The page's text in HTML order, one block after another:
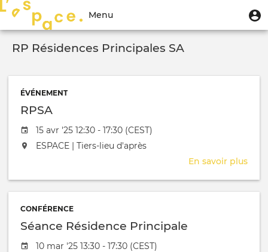
contenu
principal
Menu
du
compte
l'utilisateur
Menu
Toggle
navigation
RP Résidences Principales SA
ÉVÉNEMENT
RPSA
Date de l'évênement
15 avr '25 12:30 - 17:30 (CEST)
L'événement aura lieu au / à
ESPACE | Tiers-lieu d'après
En savoir plus
CONFÉRENCE
Séance Résidence Principale
Date de l'évênement
10 mar '25 13:30 - 17:30 (CEST)